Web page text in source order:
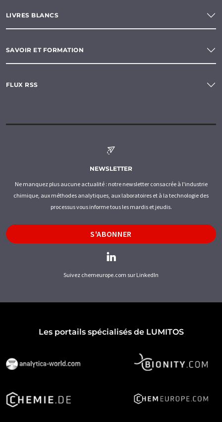
LIVRES BLANCS
SAVOIR ET FORMATION
FLUX RSS
NEWSLETTER
Ne manquez plus aucune actualité : notre newsletter consacrée à l'industrie
chimique, aux méthodes analytiques, aux laboratoires et à la technologie des
processus vous informe tous les mardis et jeudis.
S'ABONNER
Suivez chemeurope.com sur LinkedIn
Les portails spécialisés de LUMITOS